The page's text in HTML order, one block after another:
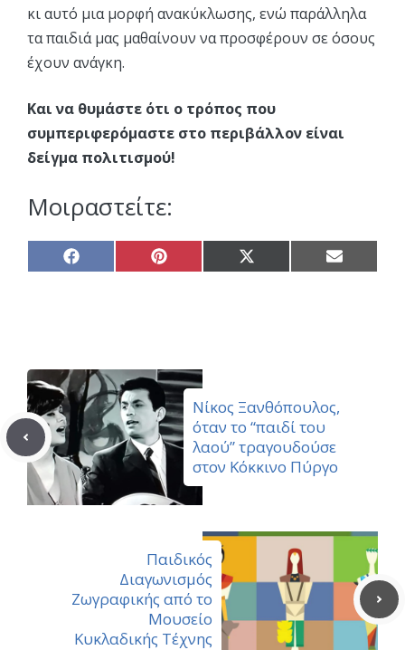
κι αυτό μια μορφή ανακύκλωσης, ενώ παράλληλα
τα παιδιά μας μαθαίνουν να προσφέρουν σε όσους
έχουν ανάγκη.
Και να θυμάστε ότι ο τρόπος που
συμπεριφερόμαστε στο περιβάλλον είναι
δείγμα πολιτισμού!
Μοιραστείτε:
Share
on
Share
on
Share
on
Share
on
Νίκος Ξανθόπουλος,
όταν το “παιδί του
λαού” τραγουδούσε
στον Κόκκινο Πύργο
Παιδικός
Διαγωνισμός
Ζωγραφικής από το
Μουσείο
Κυκλαδικής Τέχνης